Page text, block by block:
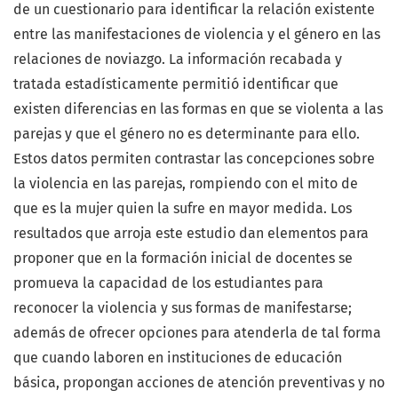
de un cuestionario para identificar la relación existente
entre las manifestaciones de violencia y el género en las
relaciones de noviazgo. La información recabada y
tratada estadísticamente permitió identificar que
existen diferencias en las formas en que se violenta a las
parejas y que el género no es determinante para ello.
Estos datos permiten contrastar las concepciones sobre
la violencia en las parejas, rompiendo con el mito de
que es la mujer quien la sufre en mayor medida. Los
resultados que arroja este estudio dan elementos para
proponer que en la formación inicial de docentes se
promueva la capacidad de los estudiantes para
reconocer la violencia y sus formas de manifestarse;
además de ofrecer opciones para atenderla de tal forma
que cuando laboren en instituciones de educación
básica, propongan acciones de atención preventivas y no